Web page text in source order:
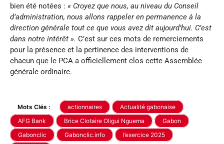
bien été notées : « Croyez que nous, au niveau du Conseil
d’administration, nous allons rappeler en permanence à la
direction générale tout ce que vous avez dit aujourd’hui. C’est
dans notre intérêt ». C’est sur ces mots de remerciements
pour la présence et la pertinence des interventions de
chacun que le PCA a officiellement clos cette Assemblée
générale ordinaire.
Mots Clés : actionnaires
Actualité gabonaise
AFG Bank
Brice Clotaire Oligui Nguema
Gabon
Gabonclic
Gabonclic.info
l’exercice 2025